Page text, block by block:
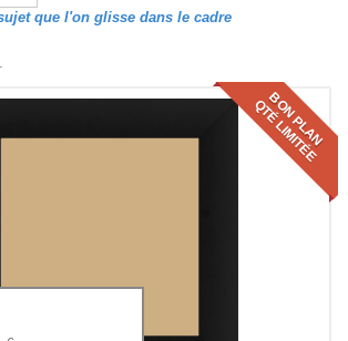
que l'on glisse dans le cadre
BON PLAN
QTÉ LIMITÉE